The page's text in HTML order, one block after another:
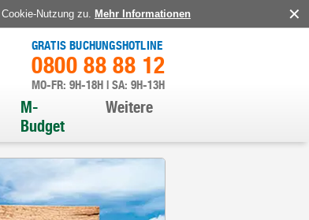
Nutzung zu. Mehr Informationen
GRATIS BUCHUNGSHOTLINE
0800 88 88 12
MO-FR: 9H-18H | SA: 9H-13H
M-
Budget
Weitere